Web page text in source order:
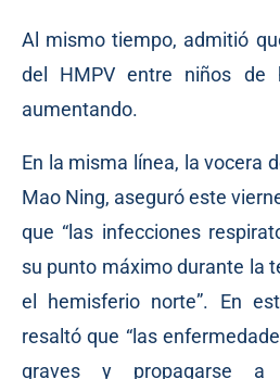
Al mismo tiempo, admitió
del HMPV entre niños de
aumentando.
En la misma línea, la vocera
Mao Ning, aseguró este
que “las infecciones
su punto máximo durante la
el hemisferio norte”. En
resaltó que “las
graves y propagarse a